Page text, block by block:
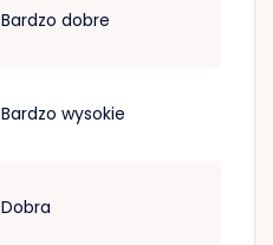
Bardzo dobre
Bardzo wysokie
Dobra